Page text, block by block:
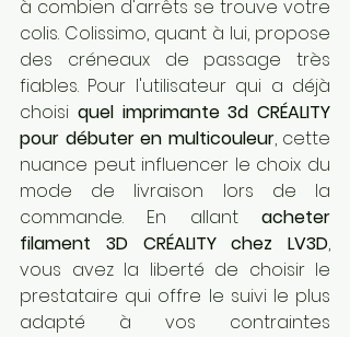
à combien d'arrêts se trouve votre
colis. Colissimo, quant à lui, propose
des créneaux de passage très
fiables. Pour l'utilisateur qui a déjà
choisi quel imprimante 3d CRÉALITY
pour débuter en multicouleur, cette
nuance peut influencer le choix du
mode de livraison lors de la
commande. En allant acheter
filament 3D CRÉALITY chez LV3D,
vous avez la liberté de choisir le
prestataire qui offre le suivi le plus
adapté à vos contraintes